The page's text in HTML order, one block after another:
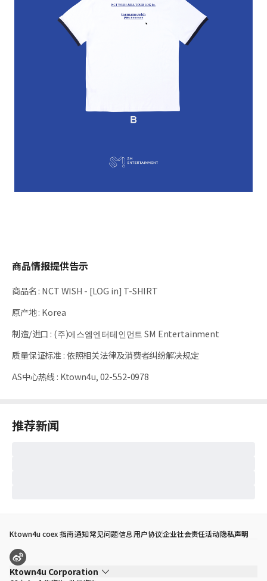
商品情报提供告示
商品名: NCT WISH - [LOG in] T-SHIRT
原产地: Korea
制造/进口 : (주)에스엠엔터테인먼트 SM Entertainment
质量保证标准:依照相关法律及消费者纠纷解决规定
AS中心热线: Ktown4u, 02-552-0978
推荐新闻
Ktown4u coex 指南通知常见问题信息用户协议企业社会责任活动隐私声明
Ktown4u Corporation